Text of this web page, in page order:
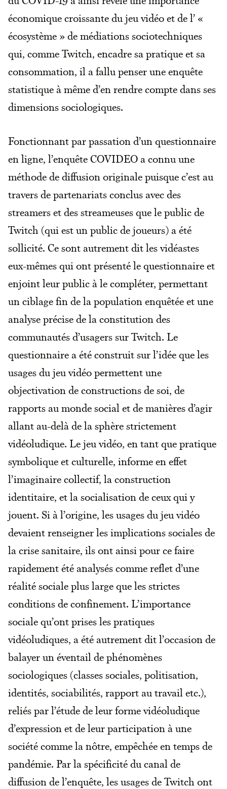
économique croissante du jeu vidéo et de l’ «
écosystème » de médiations sociotechniques
qui, comme Twitch, encadre sa pratique et sa
consommation, il a fallu penser une enquête
statistique à même d’en rendre compte dans ses
dimensions sociologiques.
Fonctionnant par passation d’un questionnaire
en ligne, l’enquête COVIDEO a connu une
méthode de diffusion originale puisque c’est au
travers de partenariats conclus avec des
streamers et des streameuses que le public de
Twitch (qui est un public de joueurs) a été
sollicité. Ce sont autrement dit les vidéastes
eux-mêmes qui ont présenté le questionnaire et
enjoint leur public à le compléter, permettant
un ciblage fin de la population enquêtée et une
analyse précise de la constitution des
communautés d’usagers sur Twitch. Le
questionnaire a été construit sur l’idée que les
usages du jeu vidéo permettent une
objectivation de constructions de soi, de
rapports au monde social et de manières d’agir
allant au-delà de la sphère strictement
vidéoludique. Le jeu vidéo, en tant que pratique
symbolique et culturelle, informe en effet
l’imaginaire collectif, la construction
identitaire, et la socialisation de ceux qui y
jouent. Si à l’origine, les usages du jeu vidéo
devaient renseigner les implications sociales de
la crise sanitaire, ils ont ainsi pour ce faire
rapidement été analysés comme reflet d’une
réalité sociale plus large que les strictes
conditions de confinement. L’importance
sociale qu’ont prises les pratiques
vidéoludiques, a été autrement dit l’occasion de
balayer un éventail de phénomènes
sociologiques (classes sociales, politisation,
identités, sociabilités, rapport au travail etc.),
reliés par l’étude de leur forme vidéoludique
d’expression et de leur participation à une
société comme la nôtre, empêchée en temps de
pandémie. Par la spécificité du canal de
diffusion de l’enquête, les usages de Twitch ont